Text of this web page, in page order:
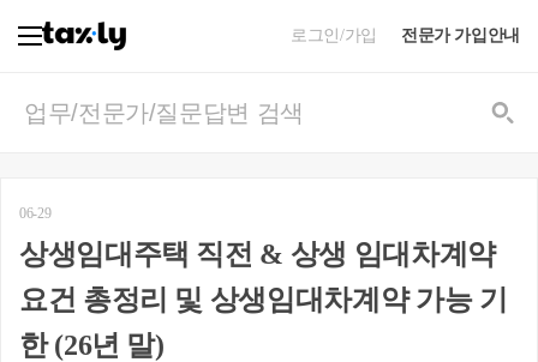
로그인/가입 전문가 가입안내
06-29
상생임대주택 직전 & 상생 임대차계약
요건 총정리 및 상생임대차계약 가능 기
한 (26년 말)